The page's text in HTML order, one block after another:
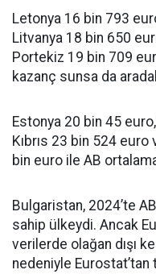
Letonya 16 bin 793
Litvanya 18 bin 650
Portekiz 19 bin 709
kazanç sunsa da
Estonya 20 bin 45
Kıbrıs 23 bin 524
bin euro ile AB
Bulgaristan, 2024’te
sahip ülkeydi. Ancak
verilerde olağan dışı
nedeniyle